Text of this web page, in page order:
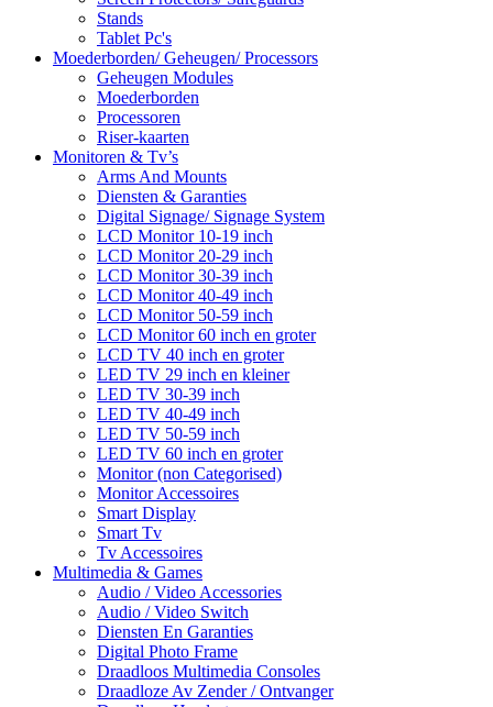
Stands
Tablet Pc's
Moederborden/ Geheugen/ Processors
Geheugen Modules
Moederborden
Processoren
Riser-kaarten
Monitoren & Tv’s
Arms And Mounts
Diensten & Garanties
Digital Signage/ Signage System
LCD Monitor 10-19 inch
LCD Monitor 20-29 inch
LCD Monitor 30-39 inch
LCD Monitor 40-49 inch
LCD Monitor 50-59 inch
LCD Monitor 60 inch en groter
LCD TV 40 inch en groter
LED TV 29 inch en kleiner
LED TV 30-39 inch
LED TV 40-49 inch
LED TV 50-59 inch
LED TV 60 inch en groter
Monitor (non Categorised)
Monitor Accessoires
Smart Display
Smart Tv
Tv Accessoires
Multimedia & Games
Audio / Video Accessories
Audio / Video Switch
Diensten En Garanties
Digital Photo Frame
Draadloos Multimedia Consoles
Draadloze Av Zender / Ontvanger